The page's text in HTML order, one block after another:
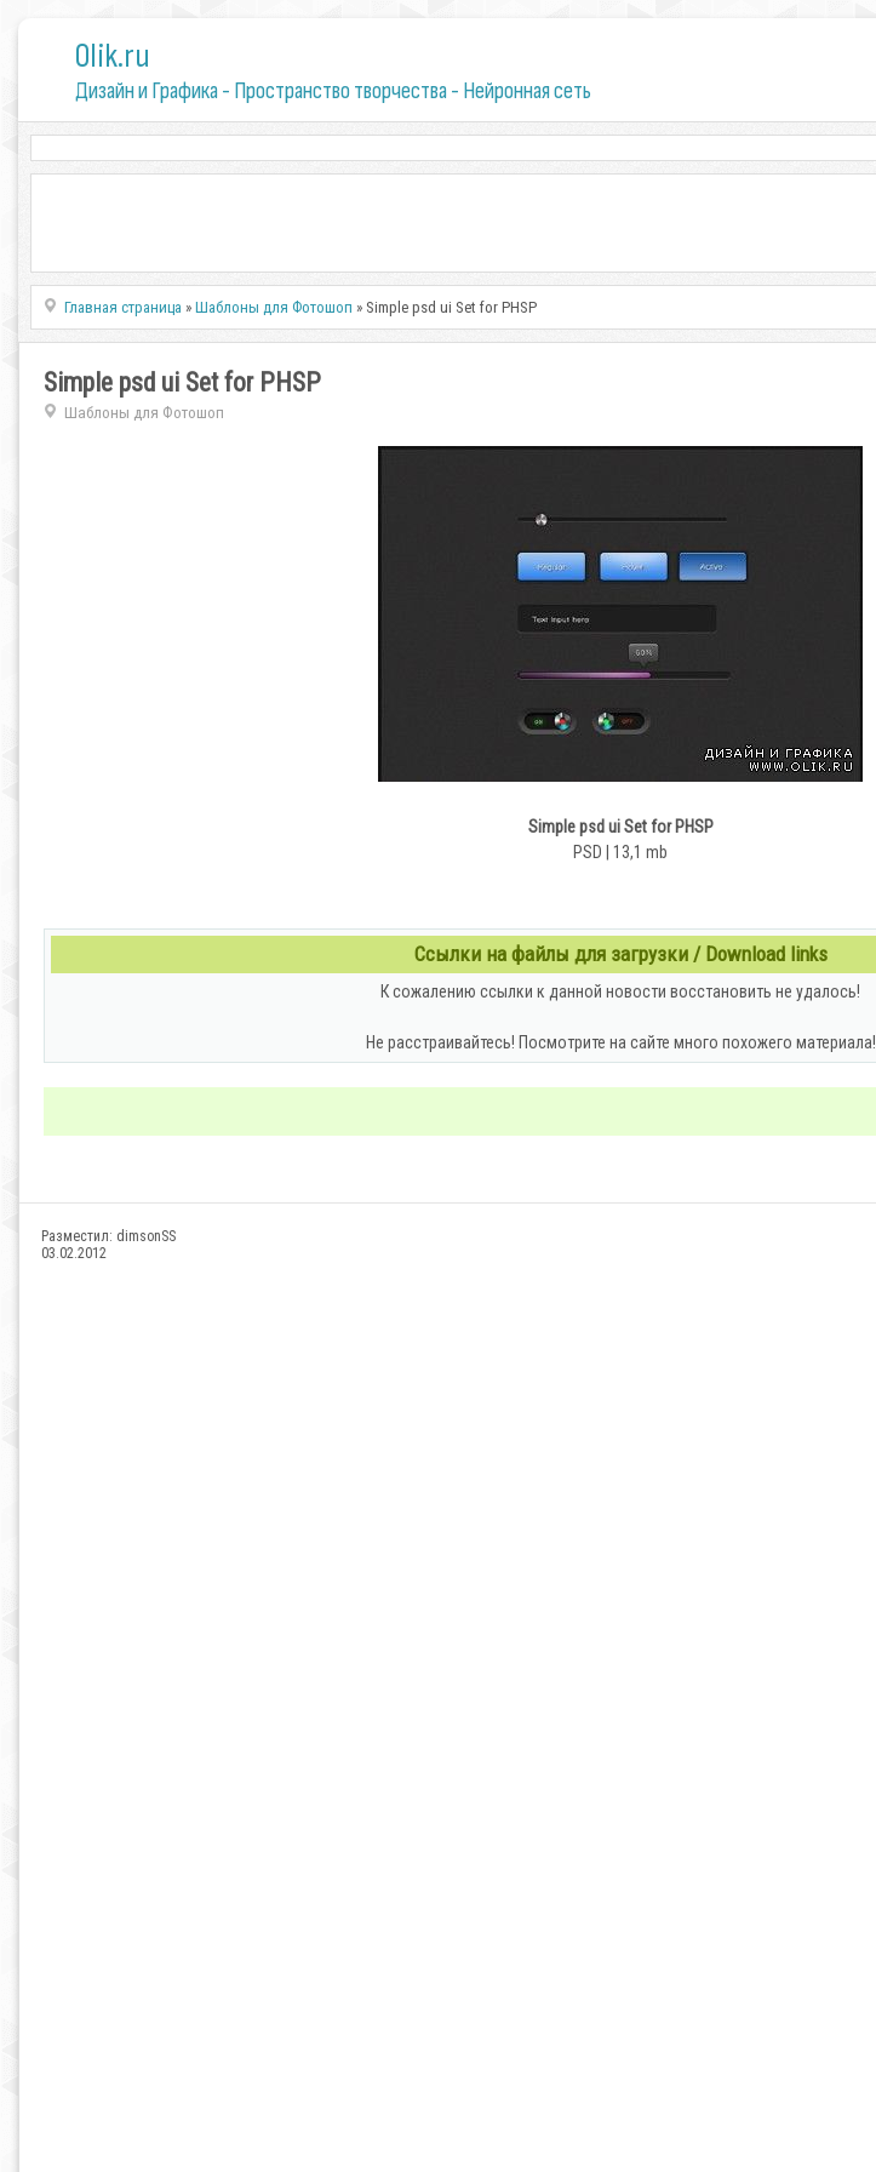
0lik.ru
Дизайн и Графика - Пространство творчества - Нейронная сеть
Главная страница »Шаблоны для Фотошоп » Simple psd ui Set for PHSP
Simple psd ui Set for PHSP
Шаблоны для Фотошоп
Simple psd ui Set for PHSP
PSD | 13,1 mb
Ссылки на файлы для загрузки / Download links
К сожалению ссылки к данной новости восстановить не удалось!
Не расстраивайтесь! Посмотрите на сайте много похожего материала!
Разместил: dimsonSS
03.02.2012